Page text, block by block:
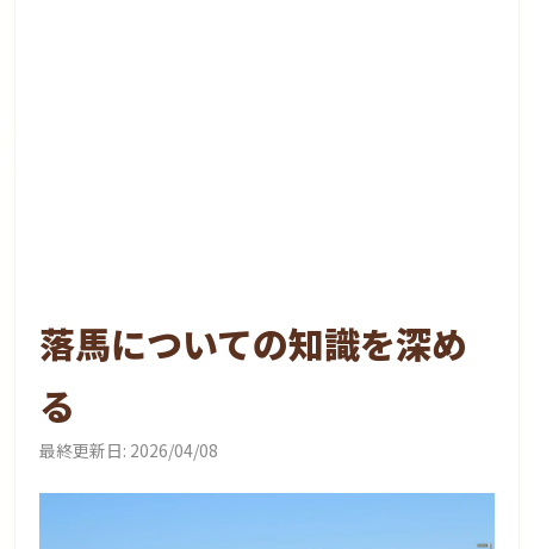
落馬についての知識を深め
る
最終更新日: 2026/04/08